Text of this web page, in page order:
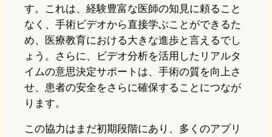
す。これは、経験豊富な医師の知見に頼ること
なく、手術ビデオから直接学ぶことができるた
め、医療教育における大きな進歩と言えるでし
ょう。さらに、ビデオ分析を活用したリアルタ
イムの意思決定サポートは、手術の質を向上さ
せ、患者の安全をさらに確保することにつなが
ります。
この協力はまだ初期段階にあり、多くのアプリ